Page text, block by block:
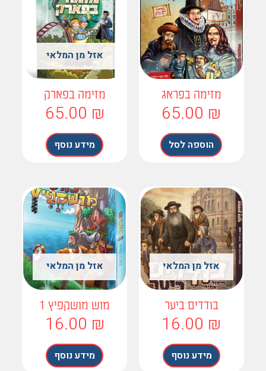
מזימה בפראג
65.00
הוספה לסל
אזל מן המלאי
מזימה בפארק
65.00
מידע נוסף
אזל מן המלאי
בודדים ביער
16.00
מידע נוסף
אזל מן המלאי
מוש מושקפיץ 1
16.00
מידע נוסף